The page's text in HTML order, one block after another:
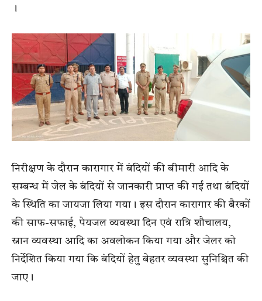
।
निरीक्षण के दौरान कारागार में बंदियों की बीमारी आदि के
सम्बन्ध में जेल के बंदियों से जानकारी प्राप्त की गई तथा बंदियों
के स्थिति का जायजा लिया गया। इस दौरान कारागार की बैरकों
की साफ-सफाई, पेयजल व्यवस्था दिन एवं रात्रि शौचालय,
स्नान व्यवस्था आदि का अवलोकन किया गया और जेलर को
निर्देशित किया गया कि बंदियों हेतु बेहतर व्यवस्था सुनिश्चित की
जाए।